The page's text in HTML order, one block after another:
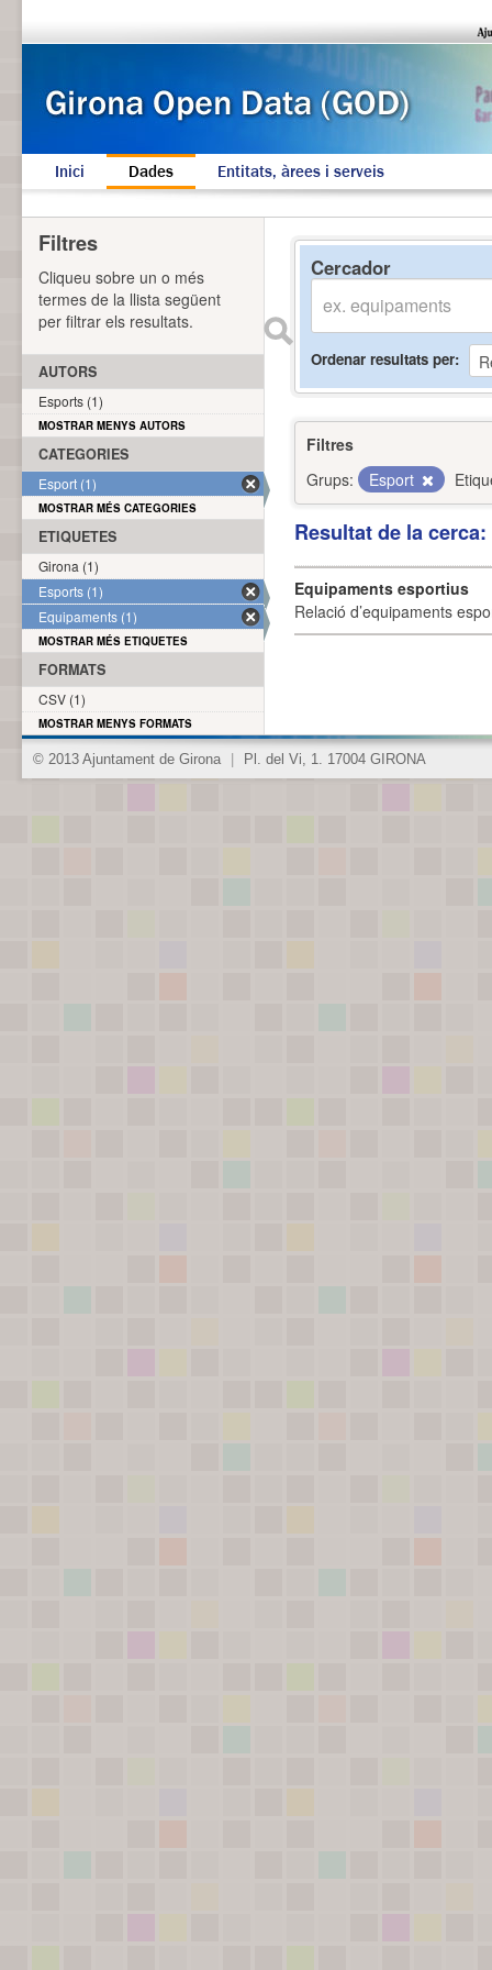
Inici Dades Entitats, àrees i serveis
Cercador
Ordenar resultats per
Filtres
Grups:
Esport
Resultat de la
Equipaments esportius
Relació d’equipaments
Filtres
Cliqueu sobre un o més
termes de la llista següent
per filtrar els resultats.
AUTORS
Esports (1)
MOSTRAR MENYS AUTORS
CATEGORIES
Esport (1)
MOSTRAR MÉS CATEGORIES
ETIQUETES
Girona (1)
Esports (1)
Equipaments (1)
MOSTRAR MÉS ETIQUETES
FORMATS
CSV (1)
MOSTRAR MENYS FORMATS
© 2013 Ajuntament de Girona Pl. del Vi, 1. 17004 GIRONA